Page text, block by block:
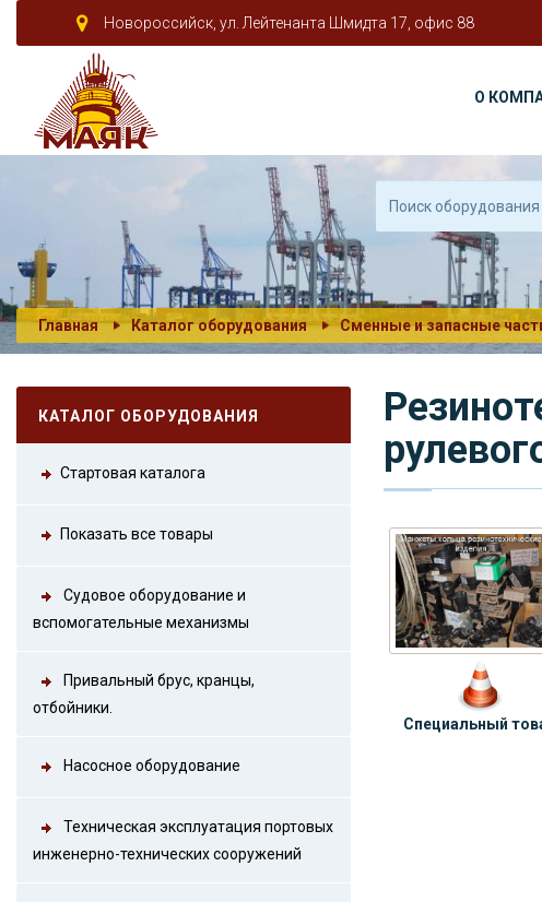
Новороссийск, ул. Лейтенанта Шмидта 17, офис 88
О
Главная Каталог оборудования Сменные и запасные
КАТАЛОГ ОБОРУДОВАНИЯ
Стартовая каталога
Показать все товары
Судовое оборудование и
вспомогательные механизмы
Привальный брус, кранцы,
отбойники.
Насосное оборудование
Техническая эксплуатация портовых
инженерно-технических сооружений
Специальный